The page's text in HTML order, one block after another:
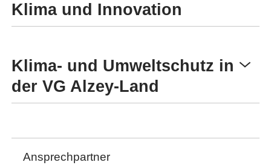
Klima und Innovation
Klima- und Umweltschutz in
der VG Alzey-Land
Ansprechpartner